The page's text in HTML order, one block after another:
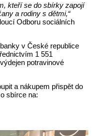
kteří se do sbírky zapojí
a rodiny s dětmi,“
Odboru sociálních
v České republice
1 551
potravinové
a nákupem přispět do
sbírce na: